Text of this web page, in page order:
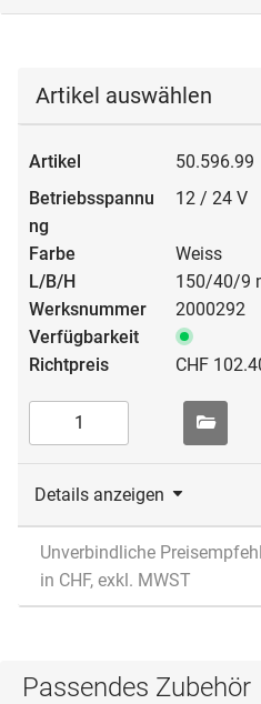
Artikel auswählen
50.596.99
12 / 24 V
Weiss
150/40/9
2000292
CHF
Details anzeigen
Unverbindliche
in CHF, exkl. MWST
Passendes Zubehör